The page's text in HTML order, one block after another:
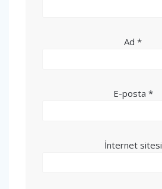
Ad *
E-posta *
İnternet sitesi